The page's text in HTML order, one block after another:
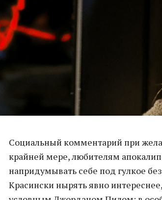
Социальный комментарий при
крайней мере, любителям
напридумывать себе под гулкое
Красински нырять явно